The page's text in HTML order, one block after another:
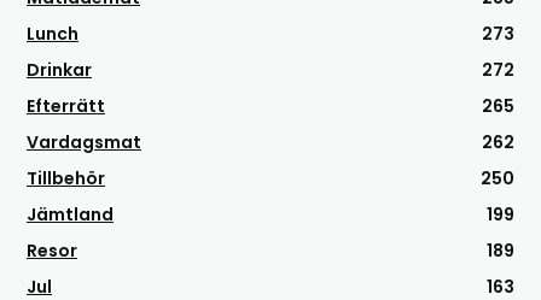
Lunch
273
Drinkar
272
Efterrätt
265
Vardagsmat
262
Tillbehör
250
Jämtland
199
Resor
189
Jul
163